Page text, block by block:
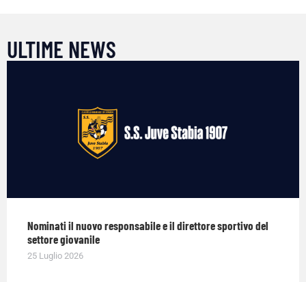
ULTIME NEWS
Nominati il nuovo responsabile e il direttore sportivo del
settore giovanile
25 Luglio 2026